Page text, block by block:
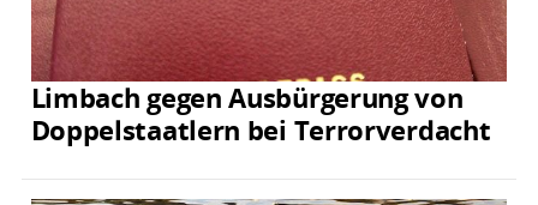
Limbach gegen Ausbürgerung von
Doppelstaatlern bei Terrorverdacht